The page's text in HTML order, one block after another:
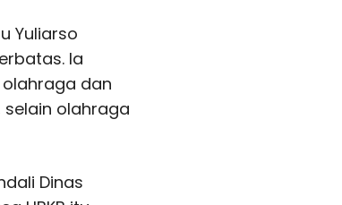
Yuliarso
Ia
dan
olahraga
Dinas